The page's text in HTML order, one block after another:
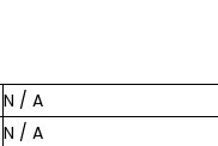
N / A
N / A